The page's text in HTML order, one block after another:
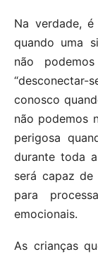
Na verdade,
quando uma
não
conosco
não podemos
perigosa
durante toda
será capaz de
para
emocionais.
As crianças